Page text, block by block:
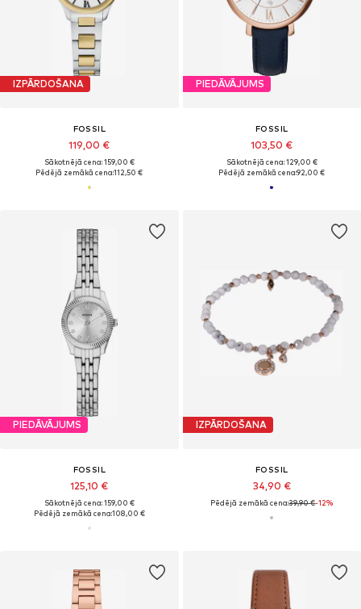
IZPĀRDOŠANA
FOSSIL
119,00 €
Sākotnējā cena: 159,00 €
Pēdējā zemākā cena:112,50 €
PIEDĀVĀJUMS
FOSSIL
103,50 €
Sākotnējā cena: 129,00 €
Pēdējā zemākā cena:92,00 €
PIEDĀVĀJUMS
FOSSIL
125,10 €
Sākotnējā cena: 159,00 €
Pēdējā zemākā cena:108,00 €
IZPĀRDOŠANA
FOSSIL
34,90 €
Pēdējā zemākā cena:39,90 €-12%